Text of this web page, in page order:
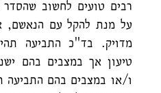
רבים טועים לחשוב שהסדר
על מנת להקל עם הנאשם,
מדויק. בד"כ התביעה
טיעון אך במצבים בהם
ו/או במצבים בהם התביעה